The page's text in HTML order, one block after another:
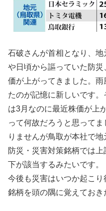
石破さんが首相となり、
や日頃から謳っていた防
価が上がってきました。
たのが記憶に新しいです
は3月なのに最近株価が上
って何故だろうと思って
りませんが鳥取が本社で地
防災・災害対策銘柄では
下が該当するみたいです。
今後も災害はいつか起こ
銘柄を頭の隅に覚えておき